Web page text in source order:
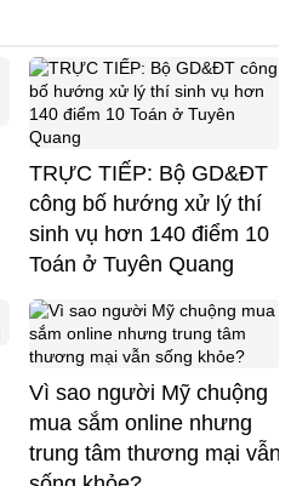
TRỰC TIẾP: Bộ GD&ĐT
công bố hướng xử lý thí
sinh vụ hơn 140 điểm 10
Toán ở Tuyên Quang
Vì sao người Mỹ chuộng
mua sắm online nhưng
trung tâm thương mại vẫn